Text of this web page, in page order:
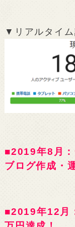
▼リアルタイム
■2019年8月：
ブログ作成・
■2019年12月